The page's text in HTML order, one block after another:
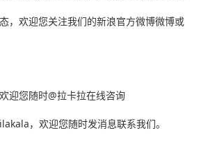
，欢迎您关注我们的新浪官方微博微博或
迎您随时@拉卡拉在线咨询
，欢迎您随时发消息联系我们。